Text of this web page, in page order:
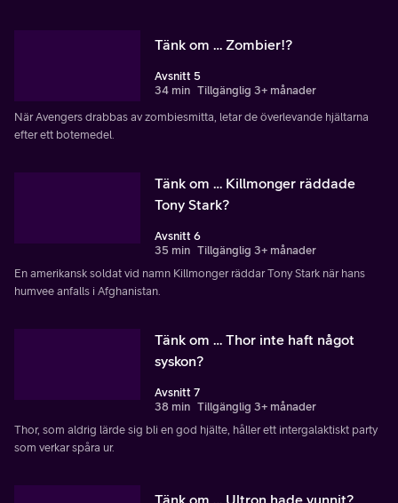
Tänk om … Zombier!?
Avsnitt 5
34 min Tillgänglig 3+ månader
När Avengers drabbas av zombiesmitta, letar de överlevande hjältarna
efter ett botemedel.
Tänk om … Killmonger räddade
Tony Stark?
Avsnitt 6
35 min Tillgänglig 3+ månader
En amerikansk soldat vid namn Killmonger räddar Tony Stark när hans
humvee anfalls i Afghanistan.
Tänk om … Thor inte haft något
syskon?
Avsnitt 7
38 min Tillgänglig 3+ månader
Thor, som aldrig lärde sig bli en god hjälte, håller ett intergalaktiskt party
som verkar spåra ur.
Tänk om … Ultron hade vunnit?